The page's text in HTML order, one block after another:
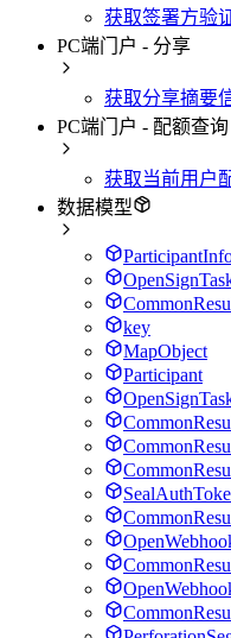
获取签署方验
PC端门户 - 分享
获取分享摘要
PC端门户 - 配额查询
获取当前用户
数据模型
key
MapObject
Participant